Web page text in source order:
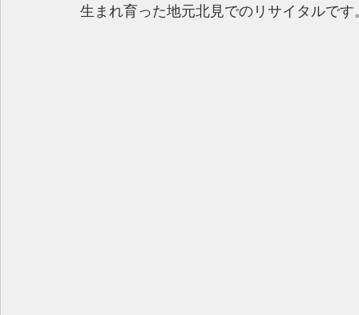
生まれ育った地元北見でのリサイタルです